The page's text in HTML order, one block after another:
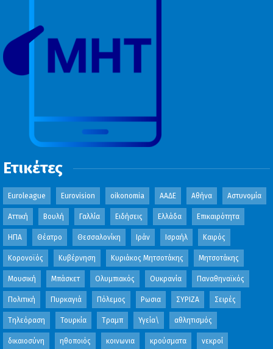
Ετικέτες
Euroleague Eurovision oikonomia ΑΑΔΕ Αθήνα Αστυνομία
Αττική Βουλή Γαλλία Ειδήσεις Ελλάδα Επικαιρότητα
ΗΠΑ Θέατρο Θεσσαλονίκη Ιράν Ισραήλ Καιρός
Κορονοϊός Κυβέρνηση Κυριάκος Μητσοτάκης Μητσοτάκης
Μουσική Μπάσκετ Ολυμπιακός Ουκρανία Παναθηναϊκός
Πολιτική Πυρκαγιά Πόλεμος Ρωσια ΣΥΡΙΖΑ Σειρές
Τηλεόραση Τουρκία Τραμπ Υγεία\ αθλητισμός
δικαιοσύνη ηθοποιός κοινωνια κρούσματα νεκροί